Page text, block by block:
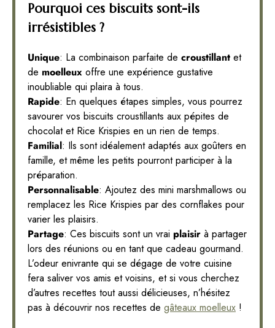
Pourquoi ces biscuits sont-ils
irrésistibles ?
Unique: La combinaison parfaite de croustillant et
de moelleux offre une expérience gustative
inoubliable qui plaira à tous.
Rapide: En quelques étapes simples, vous pourrez
savourer vos biscuits croustillants aux pépites de
chocolat et Rice Krispies en un rien de temps.
Familial: Ils sont idéalement adaptés aux goûters en
famille, et même les petits pourront participer à la
préparation.
Personnalisable: Ajoutez des mini marshmallows ou
remplacez les Rice Krispies par des cornflakes pour
varier les plaisirs.
Partage: Ces biscuits sont un vrai plaisir à partager
lors des réunions ou en tant que cadeau gourmand.
L’odeur enivrante qui se dégage de votre cuisine
fera saliver vos amis et voisins, et si vous cherchez
d’autres recettes tout aussi délicieuses, n’hésitez
pas à découvrir nos recettes de gâteaux moelleux !